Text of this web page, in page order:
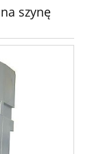
szynę